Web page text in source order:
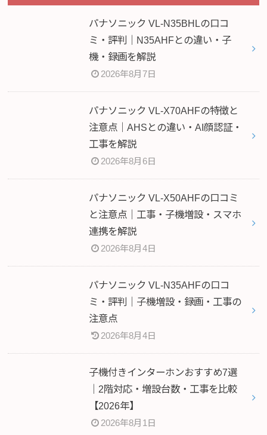
パナソニック VL-N35BHLの口コ
ミ・評判｜N35AHFとの違い・子
機・録画を解説
2026年8月7日
パナソニック VL-X70AHFの特徴と
注意点｜AHSとの違い・AI顔認証・
工事を解説
2026年8月6日
パナソニック VL-X50AHFの口コミ
と注意点｜工事・子機増設・スマホ
連携を解説
2026年8月4日
パナソニック VL-N35AHFの口コ
ミ・評判｜子機増設・録画・工事の
注意点
2026年8月4日
子機付きインターホンおすすめ7選
｜2階対応・増設台数・工事を比較
【2026年】
2026年8月1日